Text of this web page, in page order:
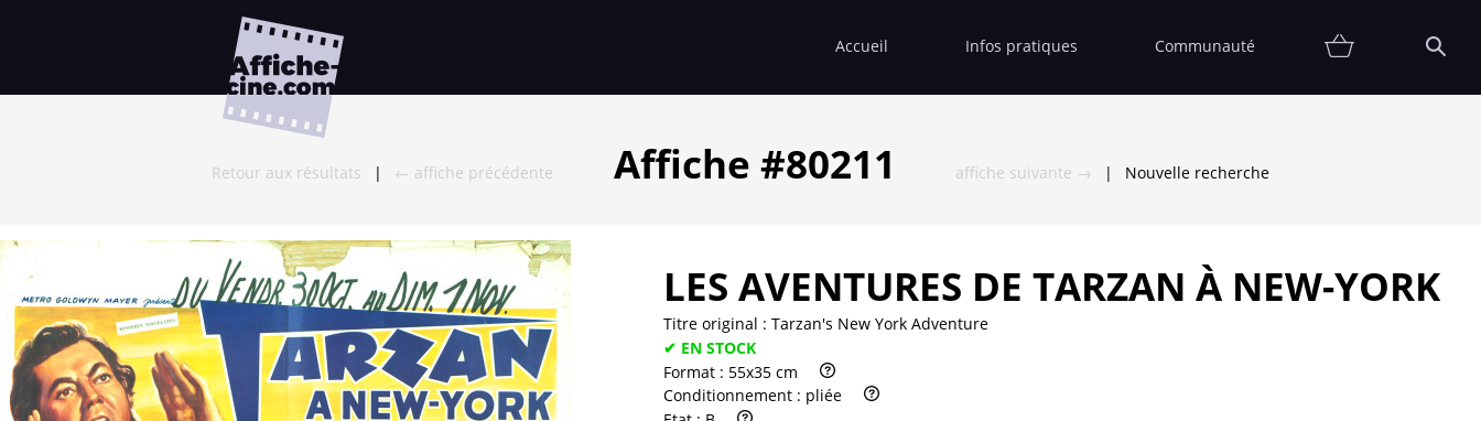
Accueil Infos pratiques
Affiche
Etat
Promotions
Contact
FAQ
Communauté
Collectionneur
Vendu
Thématiques
Partenaires
Vendre
Retour aux résultats | ← affiche précédente Affiche #80211 affiche suivante → | Nouvelle recherche
LES AVENTURES DE TARZAN À NEW-YORK
Titre original : Tarzan's New York Adventure
✔ EN STOCK
Format : 55x35 cm
Conditionnement : pliée